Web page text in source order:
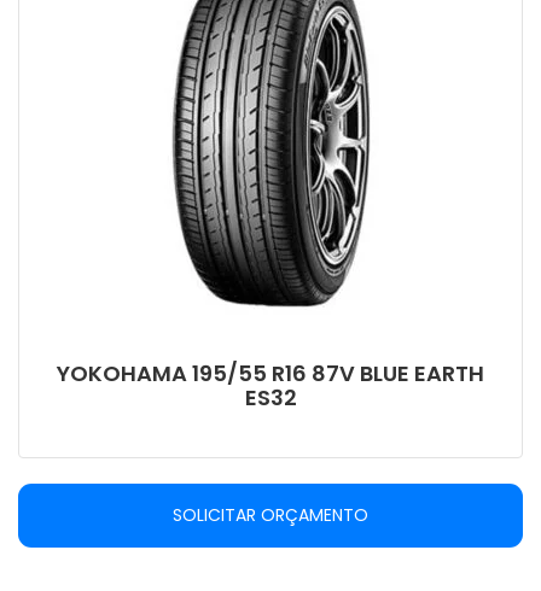
YOKOHAMA 195/55 R16 87V BLUE EARTH
ES32
SOLICITAR ORÇAMENTO